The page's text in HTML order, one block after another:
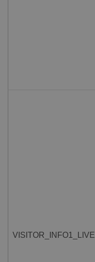
VISITOR_INFO1_LIVE